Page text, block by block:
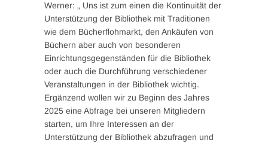
Werner: „ Uns ist zum einen die Kontinuität der
Unterstützung der Bibliothek mit Traditionen
wie dem Bücherflohmarkt, den Ankäufen von
Büchern aber auch von besonderen
Einrichtungsgegenständen für die Bibliothek
oder auch die Durchführung verschiedener
Veranstaltungen in der Bibliothek wichtig.
Ergänzend wollen wir zu Beginn des Jahres
2025 eine Abfrage bei unseren Mitgliedern
starten, um Ihre Interessen an der
Unterstützung der Bibliothek abzufragen und